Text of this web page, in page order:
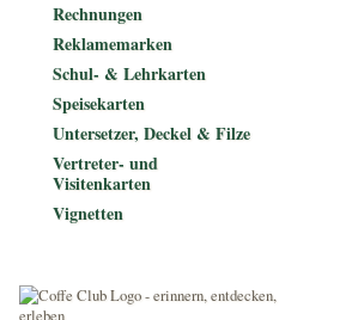
Rechnungen
Reklamemarken
Schul- & Lehrkarten
Speisekarten
Untersetzer, Deckel & Filze
Vertreter- und
Visitenkarten
Vignetten